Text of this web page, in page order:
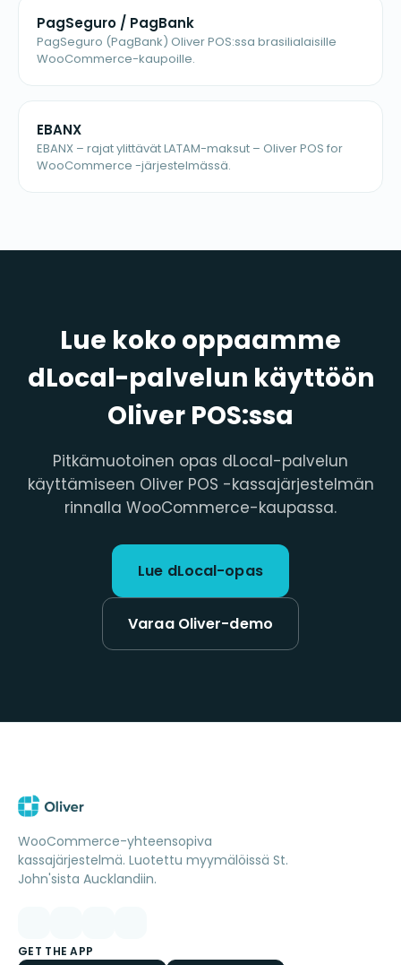
PagSeguro / PagBank
PagSeguro (PagBank) Oliver POS:ssa brasilialaisille
WooCommerce-kaupoille.
EBANX
EBANX – rajat ylittävät LATAM-maksut – Oliver POS for
WooCommerce -järjestelmässä.
Lue koko oppaamme
dLocal-palvelun käyttöön
Oliver POS:ssa
Pitkämuotoinen opas dLocal-palvelun
käyttämiseen Oliver POS -kassajärjestelmän
rinnalla WooCommerce-kaupassa.
Lue dLocal-opas
Varaa Oliver-demo
WooCommerce-yhteensopiva
kassajärjestelmä. Luotettu myymälöissä St.
John'sista Aucklandiin.
GET THE APP